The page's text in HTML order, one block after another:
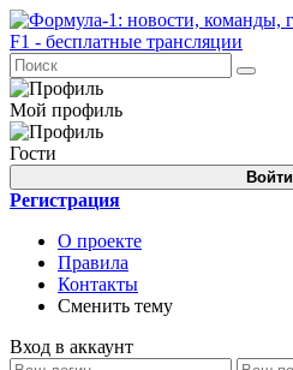
Мой профиль
Гости
Войти
Регистрация
О проекте
Правила
Контакты
Сменить тему
Вход в аккаунт